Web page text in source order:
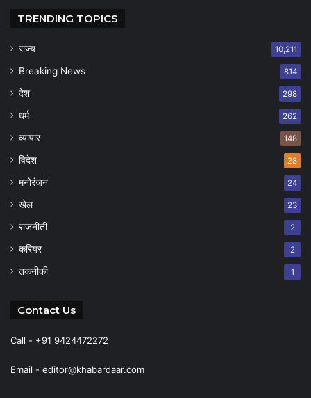
TRENDING TOPICS
राज्य 10,211
Breaking News 814
देश 298
धर्म 262
व्यापार 148
विदेश 28
मनोरंजन 24
खेल 23
राजनीती 2
करियर 2
तकनीकी 1
Contact Us
Call - +91 9424472272
Email - editor@khabardaar.com